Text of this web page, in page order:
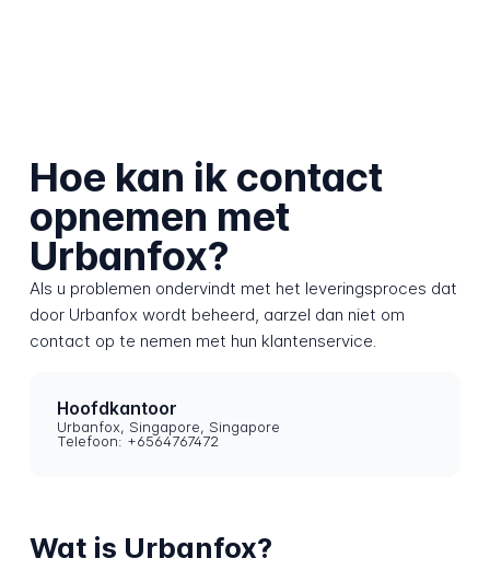
Hoe kan ik contact
opnemen met
Urbanfox?
Als u problemen ondervindt met het leveringsproces dat
door Urbanfox wordt beheerd, aarzel dan niet om
contact op te nemen met hun klantenservice.
Hoofdkantoor
Urbanfox, Singapore, Singapore
Telefoon: +6564767472
Wat is Urbanfox?